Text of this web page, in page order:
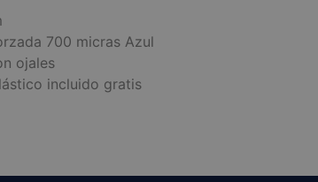
700 micras Azul
ojales
incluido gratis